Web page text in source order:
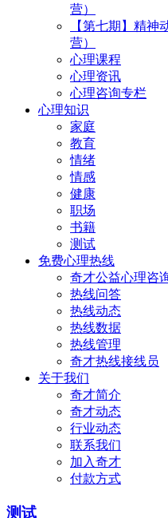
营）
【第七期】精神
营）
心理课程
心理资讯
心理咨询专栏
心理知识
家庭
教育
情绪
情感
健康
职场
书籍
测试
免费心理热线
奇才公益心理咨
热线问答
热线动态
热线数据
热线管理
奇才热线接线员
关于我们
奇才简介
奇才动态
行业动态
联系我们
加入奇才
付款方式
测试